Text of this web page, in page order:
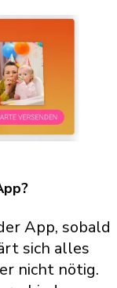
App, sobald
sich alles
nicht nötig.